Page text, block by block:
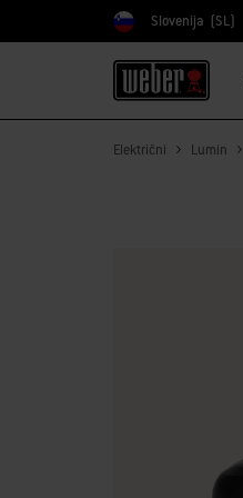
Izberite državo
Slovenija (SL)
Električni Lumin